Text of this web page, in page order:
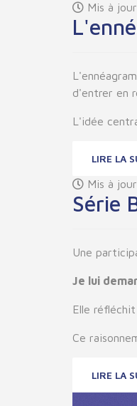
Mis à
d'entrer en
L'idée
LIRE LA
Mis à
Série
Une
Je lui
Elle
Ce
LIRE LA